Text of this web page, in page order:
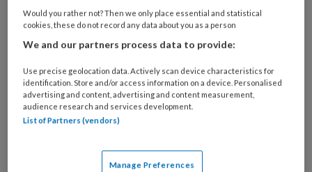
hun dagelijks handelen? Dit is onder
meer onderzocht bij
verpleegkundigen.
Machteld Huber introduceerde in 2011 een
PREMIUM
Would you rather not? Then we only place essential and statistical
cookies, these do not record any data about you as a person
We and our partners process data to provide:
Use precise geolocation data. Actively scan device characteristics for
identification. Store and/or access information on a device. Personalised
advertising and content, advertising and content measurement,
audience research and services development.
List of Partners (vendors)
Manage Preferences